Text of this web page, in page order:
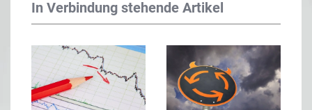
In Verbindung stehende Artikel